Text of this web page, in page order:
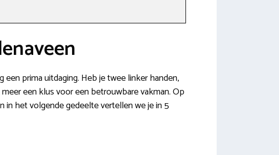
prima uitdaging. Heb je twee linker handen,
een klus voor een betrouwbare vakman. Op
het volgende gedeelte vertellen we je in 5